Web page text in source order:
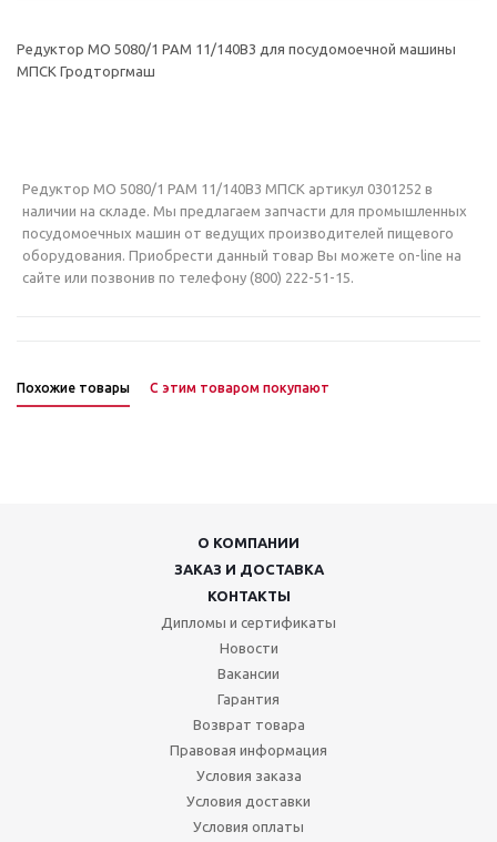
Редуктор МО 5080/1 РАМ 11/140В3 для посудомоечной машины
МПСК Гродторгмаш
Редуктор МО 5080/1 РАМ 11/140В3 МПСК артикул 0301252 в
наличии на складе. Мы предлагаем запчасти для промышленных
посудомоечных машин от ведущих производителей пищевого
оборудования. Приобрести данный товар Вы можете on-line на
сайте или позвонив по телефону (800) 222-51-15.
Похожие товары С этим товаром покупают
О КОМПАНИИ
ЗАКАЗ И ДОСТАВКА
КОНТАКТЫ
Дипломы и сертификаты
Новости
Вакансии
Гарантия
Возврат товара
Правовая информация
Условия заказа
Условия доставки
Условия оплаты